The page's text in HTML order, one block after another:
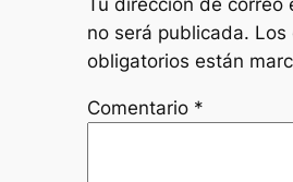
Tu dirección de correo
no será publicada. Los
obligatorios están
Comentario *